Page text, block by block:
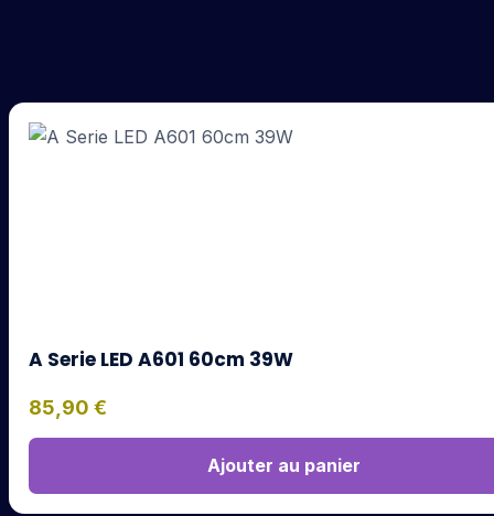
A Serie LED A601 60cm 39W
85,90 €
Ajouter au panier